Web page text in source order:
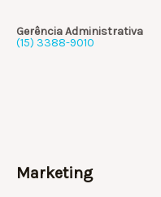
Gerência Administrativa
(15) 3388-9010
Marketing